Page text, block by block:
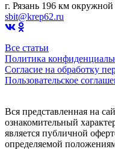
г. Рязань 196 км
sbit@krep62.ru
Все статьи
Политика
Согласие на обработку
Пользовательское
Вся представленная на
ознакомительный
является публичной
определяемой